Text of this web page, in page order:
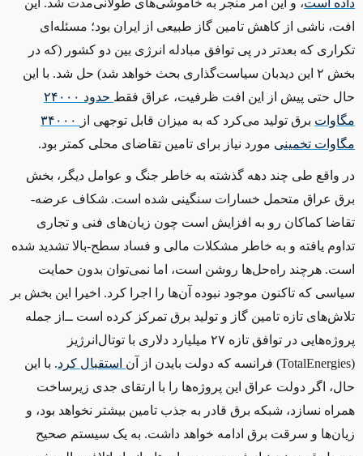
داده است، و این امر منجر به خاموشی‌های طولانی‌مدت شد. این
افت، ناشی از کاهش تامین گاز طبیعی از ایران بود؛ مسئله‌ای
تکراری که بعدتر در پی توافق مبادله انرژی بین دو کشور (که در
بخش ۲ این دیدبان سیاست‌گذاری بحث خواهد شد) حل شد. با این
حال حتی پیش از این افت ظرفیت، عراق فقط حدود
مگاوات برق تولید می‌کرد که به میزان قابل توجهی از
۳۴۰۰۰
مگاوات تخمینی مورد نیاز برای تامین تقاضای محلی کمتر بود.
در واقع طی چند دهه گذشته به خاطر جنگ و عوامل دیگر، بخش
برق عراق متحمل خسارات سنگینی شده است. شکاف عرضه-
تقاضا کماکان رو به افزایش است چون زیان‌های فنی و تجاری
تداوم یافته و به خاطر مشکلات مالی و فساد سطح-بالا تشدید شده
است. هرچند راه‌حل‌ها روشن است، اما نمی‌توان بدون حمایت
سیاسی که تاکنون موجود نبوده آن‌ها را اجرا کرد. اخیرا این بخش بر
تلاش‌های تازه تامین گاز و تولید برق تمرکز کرده است ‌ــ‌از جمله
پروژه‌هایی در توافق تازه ۲۷ میلیارد دلاری با توتال‌انرژیز
(
TotalEnergies) فرانسه که دولت بایدن از آن استقبال کرد. با این
حال، اگر دولت عراق این پروژه‌ها را با ارتقای جدی زیرساخت
همراه نسازد، شبکه برق قادر به جذب تامین بیشتر نخواهد بود، و
زیان‌ها و سرقت برق ادامه خواهد داشت. به یک سیستم صحیح